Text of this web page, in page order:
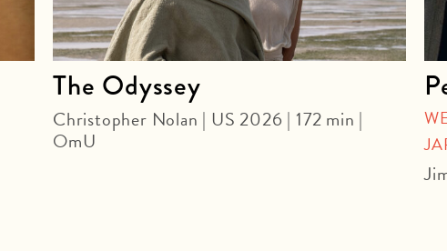
The Odyssey
Christopher Nolan | US 2026 | 172 min |
OmU